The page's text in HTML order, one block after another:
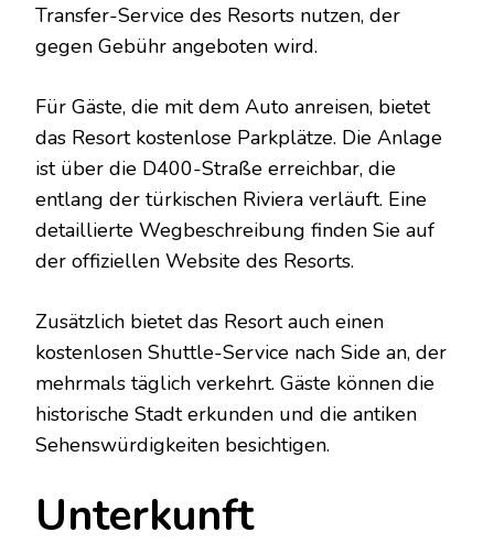
Transfer-Service des Resorts nutzen, der
gegen Gebühr angeboten wird.
Für Gäste, die mit dem Auto anreisen, bietet
das Resort kostenlose Parkplätze. Die Anlage
ist über die D400-Straße erreichbar, die
entlang der türkischen Riviera verläuft. Eine
detaillierte Wegbeschreibung finden Sie auf
der offiziellen Website des Resorts.
Zusätzlich bietet das Resort auch einen
kostenlosen Shuttle-Service nach Side an, der
mehrmals täglich verkehrt. Gäste können die
historische Stadt erkunden und die antiken
Sehenswürdigkeiten besichtigen.
Unterkunft